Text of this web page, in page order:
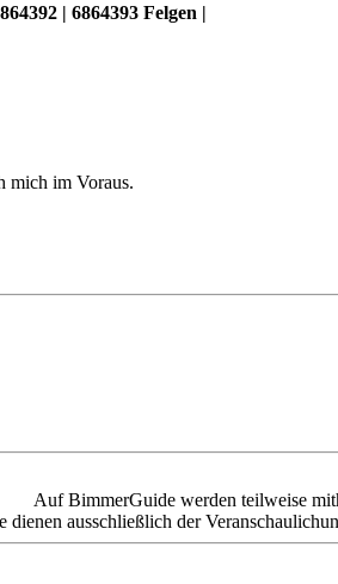
| 6864393 Felgen |
mich im Voraus.
Auf BimmerGuide werden teilweise
dienen ausschließlich der